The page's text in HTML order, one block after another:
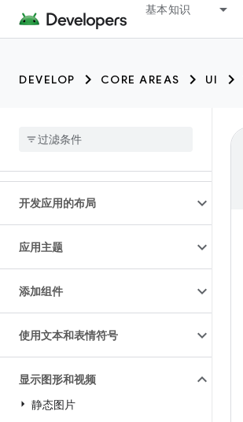
基本知识
DEVELOP CORE AREAS UI
开发应用的布局
应用主题
添加组件
使用文本和表情符号
显示图形和视频
静态图片